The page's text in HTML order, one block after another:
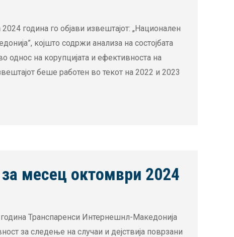
година го објави извештајот: „Национален
којшто содржи анализа на состојбата
однос на корупцијата и ефективноста на
беше работен во текот на 2022 и 2023
месец октомври 2024
Транспаренси Интернешнл-Македонија
за следење на случаи и дејствија поврзани